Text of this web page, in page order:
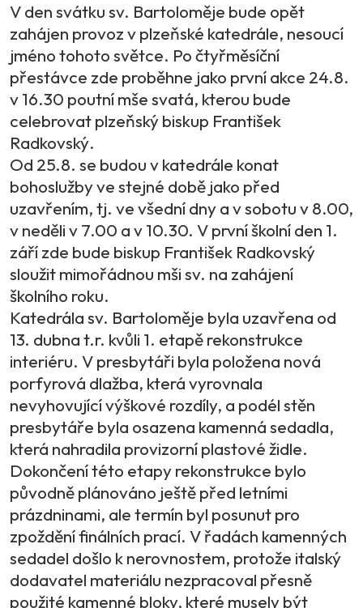
V den svátku sv. Bartoloměje bude opět
zahájen provoz v plzeňské katedrále, nesoucí
jméno tohoto světce. Po čtyřměsíční
přestávce zde proběhne jako první akce 24.8.
v 16.30 poutní mše svatá, kterou bude
celebrovat plzeňský biskup František
Radkovský.
Od 25.8. se budou v katedrále konat
bohoslužby ve stejné době jako před
uzavřením, tj. ve všední dny a v sobotu v 8.00,
v neděli v 7.00 a v 10.30. V první školní den 1.
září zde bude biskup František Radkovský
sloužit mimořádnou mši sv. na zahájení
školního roku.
Katedrála sv. Bartoloměje byla uzavřena od
13. dubna t.r. kvůli 1. etapě rekonstrukce
interiéru. V presbytáři byla položena nová
porfyrová dlažba, která vyrovnala
nevyhovující výškové rozdíly, a podél stěn
presbytáře byla osazena kamenná sedadla,
která nahradila provizorní plastové židle.
Dokončení této etapy rekonstrukce bylo
původně plánováno ještě před letními
prázdninami, ale termín byl posunut pro
zpoždění finálních prací. V řadách kamenných
sedadel došlo k nerovnostem, protože italský
dodavatel materiálu nezpracoval přesně
použité kamenné bloky, které musely být